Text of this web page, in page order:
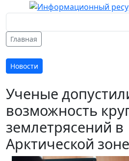
Главная
Новости
Ученые
возможность
землетрясений в
Арктической